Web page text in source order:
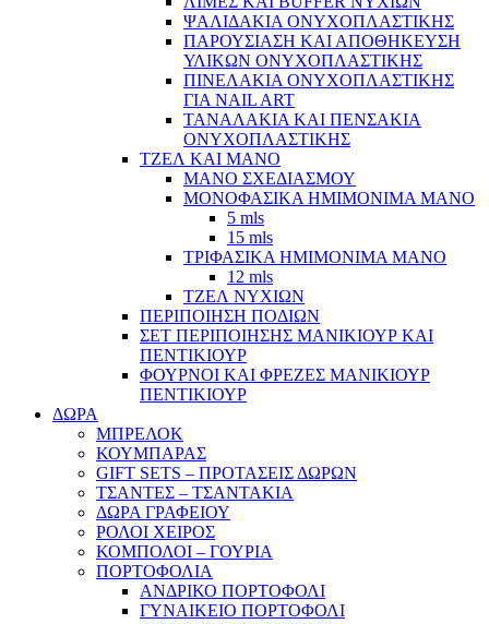
ΨΑΛΙΔΑΚΙΑ ΟΝΥΧΟΠΛΑΣΤΙΚΗΣ
ΠΑΡΟΥΣΙΑΣΗ ΚΑΙ ΑΠΟΘΗΚΕΥΣΗ
ΥΛΙΚΩΝ ΟΝΥΧΟΠΛΑΣΤΙΚΗΣ
ΠΙΝΕΛΑΚΙΑ ΟΝΥΧΟΠΛΑΣΤΙΚΗΣ
ΓΙΑ NAIL ART
ΤΑΝΑΛΑΚΙΑ ΚΑΙ ΠΕΝΣΑΚΙΑ
ΟΝΥΧΟΠΛΑΣΤΙΚΗΣ
ΤΖΕΛ ΚΑΙ ΜΑΝΟ
ΜΑΝΟ ΣΧΕΔΙΑΣΜΟΥ
ΜΟΝΟΦΑΣΙΚΑ ΗΜΙΜΟΝΙΜΑ ΜΑΝΟ
5 mls
15 mls
ΤΡΙΦΑΣΙΚΑ ΗΜΙΜΟΝΙΜΑ ΜΑΝΟ
12 mls
ΤΖΕΛ ΝΥΧΙΩΝ
ΠΕΡΙΠΟΙΗΣΗ ΠΟΔΙΩΝ
ΣΕΤ ΠΕΡΙΠΟΙΗΣΗΣ ΜΑΝΙΚΙΟΥΡ ΚΑΙ
ΠΕΝΤΙΚΙΟΥΡ
ΦΟΥΡΝΟΙ ΚΑΙ ΦΡΕΖΕΣ ΜΑΝΙΚΙΟΥΡ
ΠΕΝΤΙΚΙΟΥΡ
ΔΩΡΑ
ΜΠΡΕΛΟΚ
ΚΟΥΜΠΑΡΑΣ
GIFT SETS – ΠΡΟΤΑΣΕΙΣ ΔΩΡΩΝ
ΤΣΑΝΤΕΣ – ΤΣΑΝΤΑΚΙΑ
ΔΩΡΑ ΓΡΑΦΕΙΟΥ
ΡΟΛΟΙ ΧΕΙΡΟΣ
ΚΟΜΠΟΛΟΙ – ΓΟΥΡΙΑ
ΠΟΡΤΟΦΟΛΙΑ
ΑΝΔΡΙΚΟ ΠΟΡΤΟΦΟΛΙ
ΓΥΝΑΙΚΕΙΟ ΠΟΡΤΟΦΟΛΙ